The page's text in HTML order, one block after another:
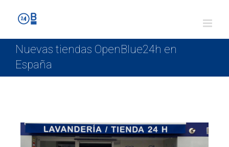
Nuevas tiendas OpenBlue24h en
España